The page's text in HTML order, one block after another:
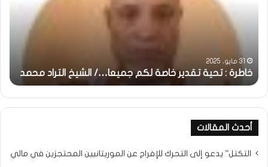
جميعا…/
التراد
محمد
31 مايو، 2025
خاطرة : تحية تقدير خاصة لكم جميعا…/ الشيخ التراد محمد
أحدث المقالات
التكتل” يدعو إلى التحرك للإفراج عن الموريتانيين المحتجزين في مالي